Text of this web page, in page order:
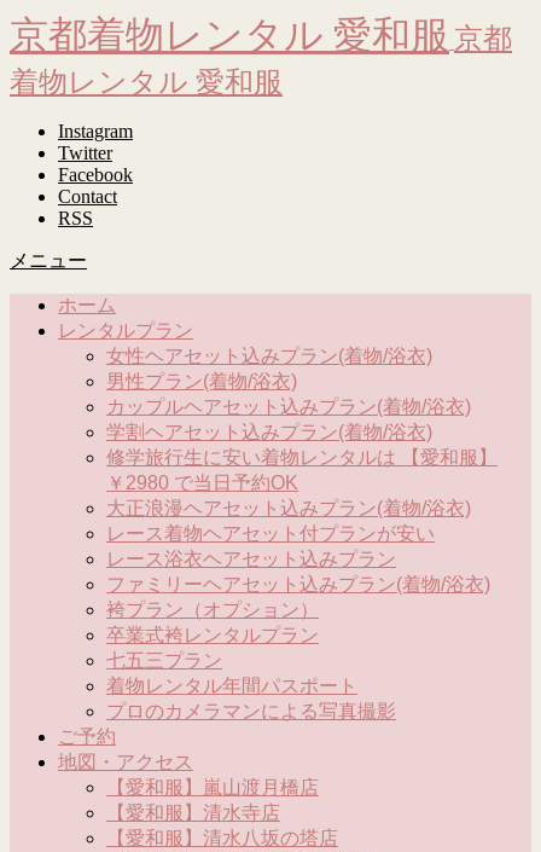
京都着物レンタル 愛和服 京都
着物レンタル 愛和服
Instagram
Twitter
Facebook
Contact
RSS
メニュー
ホーム
レンタルプラン
女性ヘアセット込みプラン(着物/浴衣)
男性プラン(着物/浴衣)
カップルヘアセット込みプラン(着物/浴衣)
学割ヘアセット込みプラン(着物/浴衣)
修学旅行生に安い着物レンタルは 【愛和服】
￥2980 で当日予約OK
大正浪漫ヘアセット込みプラン(着物/浴衣)
レース着物ヘアセット付プランが安い
レース浴衣ヘアセット込みプラン
ファミリーヘアセット込みプラン(着物/浴衣)
袴プラン（オプション）
卒業式袴レンタルプラン
七五三プラン
着物レンタル年間パスポート
プロのカメラマンによる写真撮影
ご予約
地図・アクセス
【愛和服】嵐山渡月橋店
【愛和服】清水寺店
【愛和服】清水八坂の塔店